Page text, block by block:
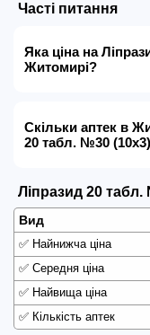
Часті питання
Яка ціна на
Житомирі?
Скільки аптек в
20 табл. №30
Ліпразид 20
Вид
✅ Найнижча ціна
✅ Середня ціна
✅ Найвища ціна
✅ Кількість аптек